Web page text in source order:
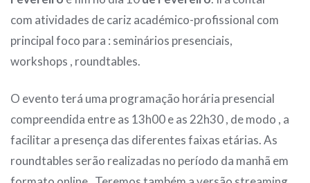
com atividades de cariz académico-profissional com
principal foco para : seminários presenciais,
workshops , roundtables.
O evento terá uma programação horária presencial
compreendida entre as 13h00 e as 22h30 , de modo , a
facilitar a presença das diferentes faixas etárias. As
roundtables serão realizadas no período da manhã em